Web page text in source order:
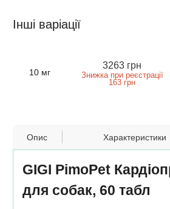
Інші варіації
10 мг
3263 грн
Знижка при реєстрації
163 грн
Опис Характеристики
GIGI PimoPet
для собак, 60 табл